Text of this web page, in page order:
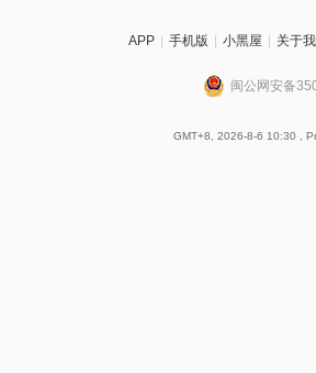
APP 手机版 小黑屋 关于
闽公网安备
GMT+8, 2026-8-6 10:30 ,